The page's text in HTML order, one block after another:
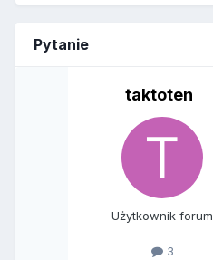
Pytanie
taktoten
Użytkownik forum
3